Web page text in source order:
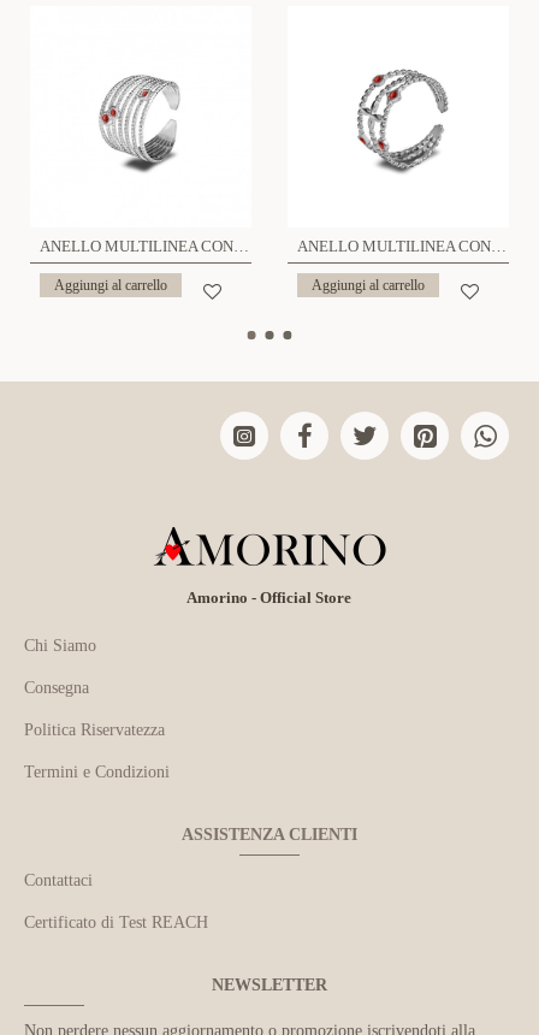
ANELLO MULTILINEA CON STRASS - YG2348E327
Aggiungi al carrello
ANELLO MULTILINEA CON STRASS - YG2348E321
Aggiungi al carrello
Amorino - Official Store
Chi Siamo
Consegna
Politica Riservatezza
Termini e Condizioni
ASSISTENZA CLIENTI
Contattaci
Certificato di Test REACH
NEWSLETTER
Non perdere nessun aggiornamento o promozione iscrivendoti alla